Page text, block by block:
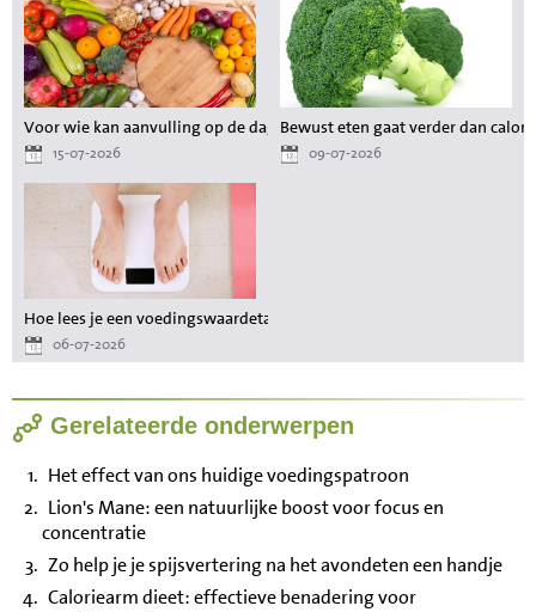
Voor wie kan aanvulling op de dagelijkse voeding waardevol zijn?
15-07-2026
Bewust eten gaat verder dan
09-07-2026
Hoe lees je een voedingswaardetabel als je wilt afvallen?
06-07-2026
Gerelateerde onderwerpen
Het effect van ons huidige voedingspatroon
Lion's Mane: een natuurlijke boost voor focus en
concentratie
Zo help je je spijsvertering na het avondeten een handje
Caloriearm dieet: effectieve benadering voor